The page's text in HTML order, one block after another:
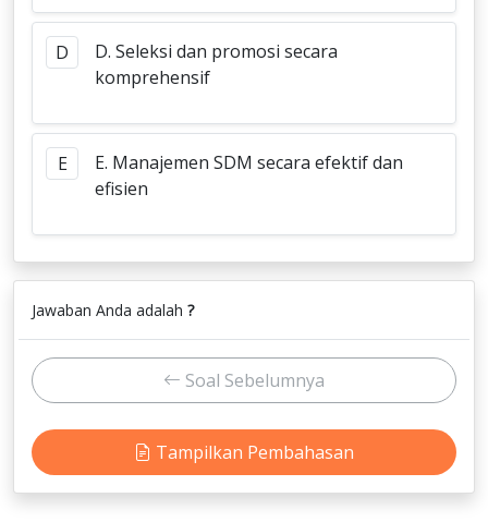
D
D. Seleksi dan promosi secara
komprehensif
E
E. Manajemen SDM secara efektif dan
efisien
Jawaban Anda adalah ?
Soal Sebelumnya
Tampilkan Pembahasan